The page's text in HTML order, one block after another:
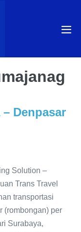
Denpasar
Solution –
Trans Travel
transportasi
(rombongan) per
Surabaya,